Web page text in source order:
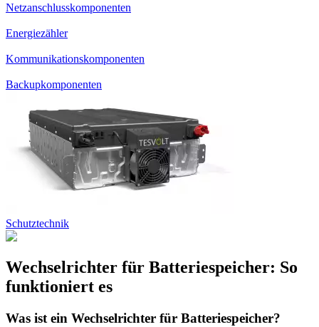
Netzanschlusskomponenten
Energiezähler
Kommunikationskomponenten
Backupkomponenten
Schutztechnik
Wechselrichter für Batteriespeicher: So
funktioniert es
Was ist ein Wechselrichter für Batteriespeicher?